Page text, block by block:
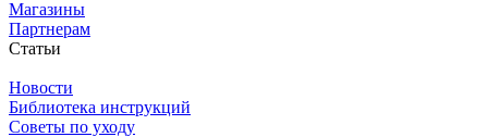
Магазины
Партнерам
Статьи
Новости
Библиотека инструкций
Советы по уходу